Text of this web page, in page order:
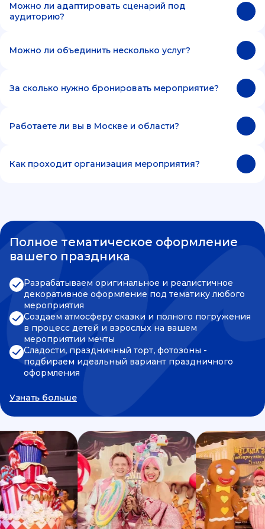
Можно ли адаптировать сценарий под
аудиторию?
Можно ли объединить несколько услуг?
За сколько нужно бронировать мероприятие?
Работаете ли вы в Москве и области?
Как проходит организация мероприятия?
Полное тематическое оформление
вашего праздника
Разрабатываем оригинальное и реалистичное
декоративное оформление под тематику любого
мероприятия
Создаем атмосферу сказки и полного погружения
в процесс детей и взрослых на вашем
мероприятии мечты
Сладости, праздничный торт, фотозоны -
подбираем идеальный вариант праздничного
оформления
Узнать больше